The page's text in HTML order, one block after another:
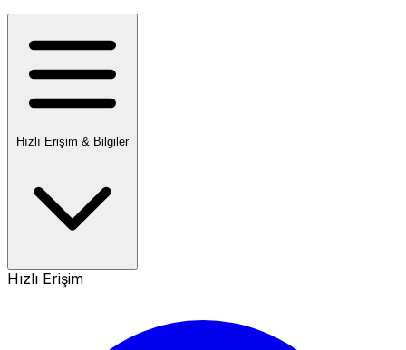
Hızlı Erişim & Bilgiler
Hızlı Erişim